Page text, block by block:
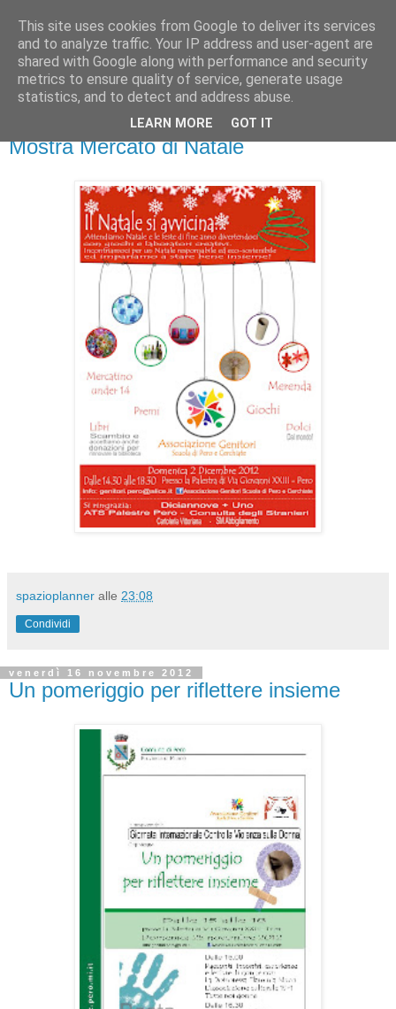
lunedì 26 novembre 2012
Mostra Mercato di Natale
spazioplanner alle 23:08
Condividi
venerdì 16 novembre 2012
Un pomeriggio per riflettere insieme
This site uses cookies from Google to deliver its services
and to analyze traffic. Your IP address and user-agent are
shared with Google along with performance and security
metrics to ensure quality of service, generate usage
statistics, and to detect and address abuse.
LEARN MORE GOT IT